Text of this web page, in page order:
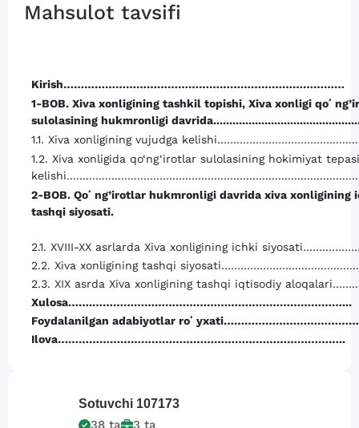
Mahsulot tavsifi
Kirish………………………………………………………………………
1-BOB. Xiva xonligining tashkil topishi, Xiva xonligi
sulolasining hukmronligi
1.1. Xiva xonligining vujudga
1.2. Xiva xonligida qo‘ng‘irotlar sulolasining hokimiyat
2-BOB. Qoʻng’irotlar hukmronligi davrida xiva xonligining
tashqi
2.1. XVIII-XX asrlarda Xiva xonligining ichki
2.2. Xiva xonligining tashqi
2.3. XIX asrda Xiva xonligining tashqi iqtisodiy
Xulosa…….………………………………………………………………...
Foydalanilgan adabiyotlar
Ilova………………………………………………………………………..
Sotuvchi 107173
38 ta 3 ta